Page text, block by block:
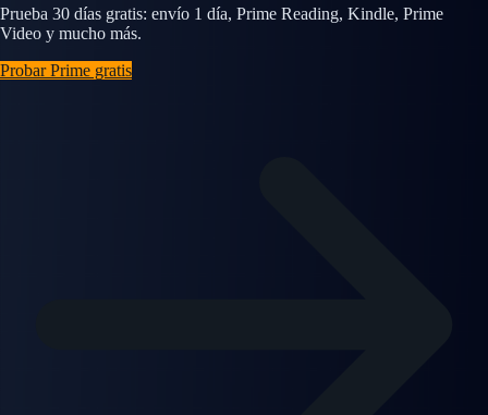
Prueba 30 días gratis: envío 1 día, Prime Reading, Kindle, Prime
Video y mucho más.
Probar Prime gratis